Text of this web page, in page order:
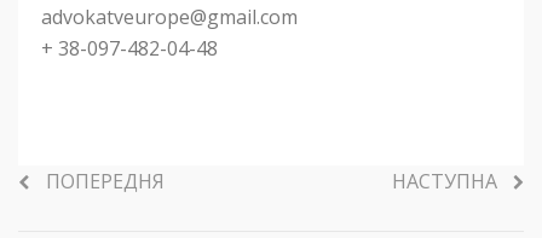
advokatveurope@gmail.com
+ 38-097-482-04-48
ПОПЕРЕДНЯ НАСТУПНА